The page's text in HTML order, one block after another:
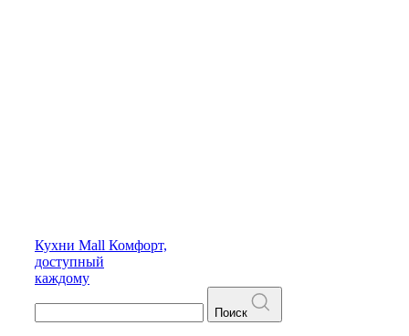
Кухни Mall Комфорт,
доступный
каждому
Поиск